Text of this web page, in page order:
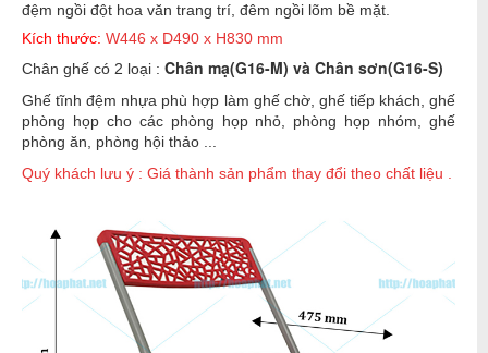
đệm ngồi đột hoa văn trang trí, đêm ngồi lõm bề mặt.
Kích thước: W446 x D490 x H830 mm
Chân ghế có 2 loại : Chân mạ(G16-M) và Chân sơn(G16-S)
Ghế tĩnh đệm nhựa phù hợp làm ghế chờ, ghế tiếp khách, ghế
phòng họp cho các phòng họp nhỏ, phòng họp nhóm, ghế
phòng ăn, phòng hội thảo ...
Quý khách lưu ý : Giá thành sản phẩm thay đổi theo chất liệu .